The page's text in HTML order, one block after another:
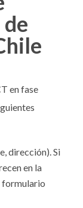
en fase
dirección). Si
en la
formulario